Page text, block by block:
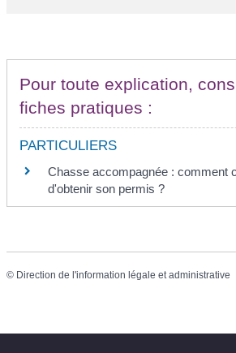
Pour toute explication,
fiches pratiques :
PARTICULIERS
Chasse accompagnée : comment
d'obtenir son permis ?
© Direction de l'information légale et administrative